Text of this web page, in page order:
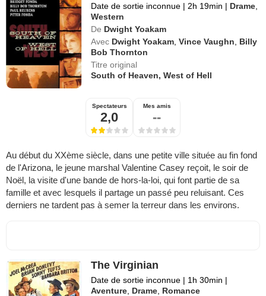
Date de sortie inconnue | 2h 19min | Drame
Western
De Dwight Yoakam
Avec Dwight Yoakam ,Vince Vaughn
Billy
Bob Thornton
Titre original
South of Heaven, West of Hell
Spectateurs
2,0
Mes amis
--
Au début du XXème siècle, dans une petite ville située au fin fond
de l'Arizona, le jeune marshal Valentine Casey reçoit, le soir de
Noël, la visite d'une bande de hors-la-loi, qui font partie de sa
famille et avec lesquels il partage un passé peu reluisant. Ces
derniers ne tardent pas à semer la terreur dans les environs.
The Virginian
Date de sortie inconnue | 1h 30min |
Aventure Drame Romance